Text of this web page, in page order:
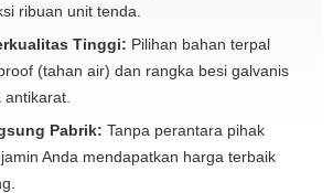
ribuan unit tenda.
Tinggi: Pilihan bahan terpal
(tahan air) dan rangka besi galvanis
Pabrik: Tanpa perantara pihak
Anda mendapatkan harga terbaik